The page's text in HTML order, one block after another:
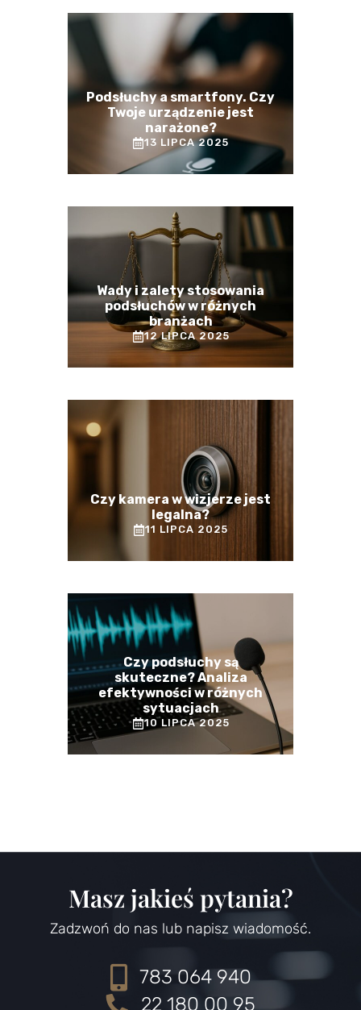
Podsłuchy a smartfony. Czy
Twoje urządzenie jest
narażone?
13 LIPCA 2025
Wady i zalety stosowania
podsłuchów w różnych
branżach
12 LIPCA 2025
Czy kamera w wizjerze jest
legalna?
11 LIPCA 2025
Czy podsłuchy są
skuteczne? Analiza
efektywności w różnych
sytuacjach
10 LIPCA 2025
Masz jakieś pytania?
Zadzwoń do nas lub napisz wiadomość.
783 064 940
22 180 00 95